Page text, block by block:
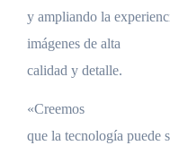
y ampliando la
imágenes de alta
calidad y detalle.
«Creemos
que la tecnología puede